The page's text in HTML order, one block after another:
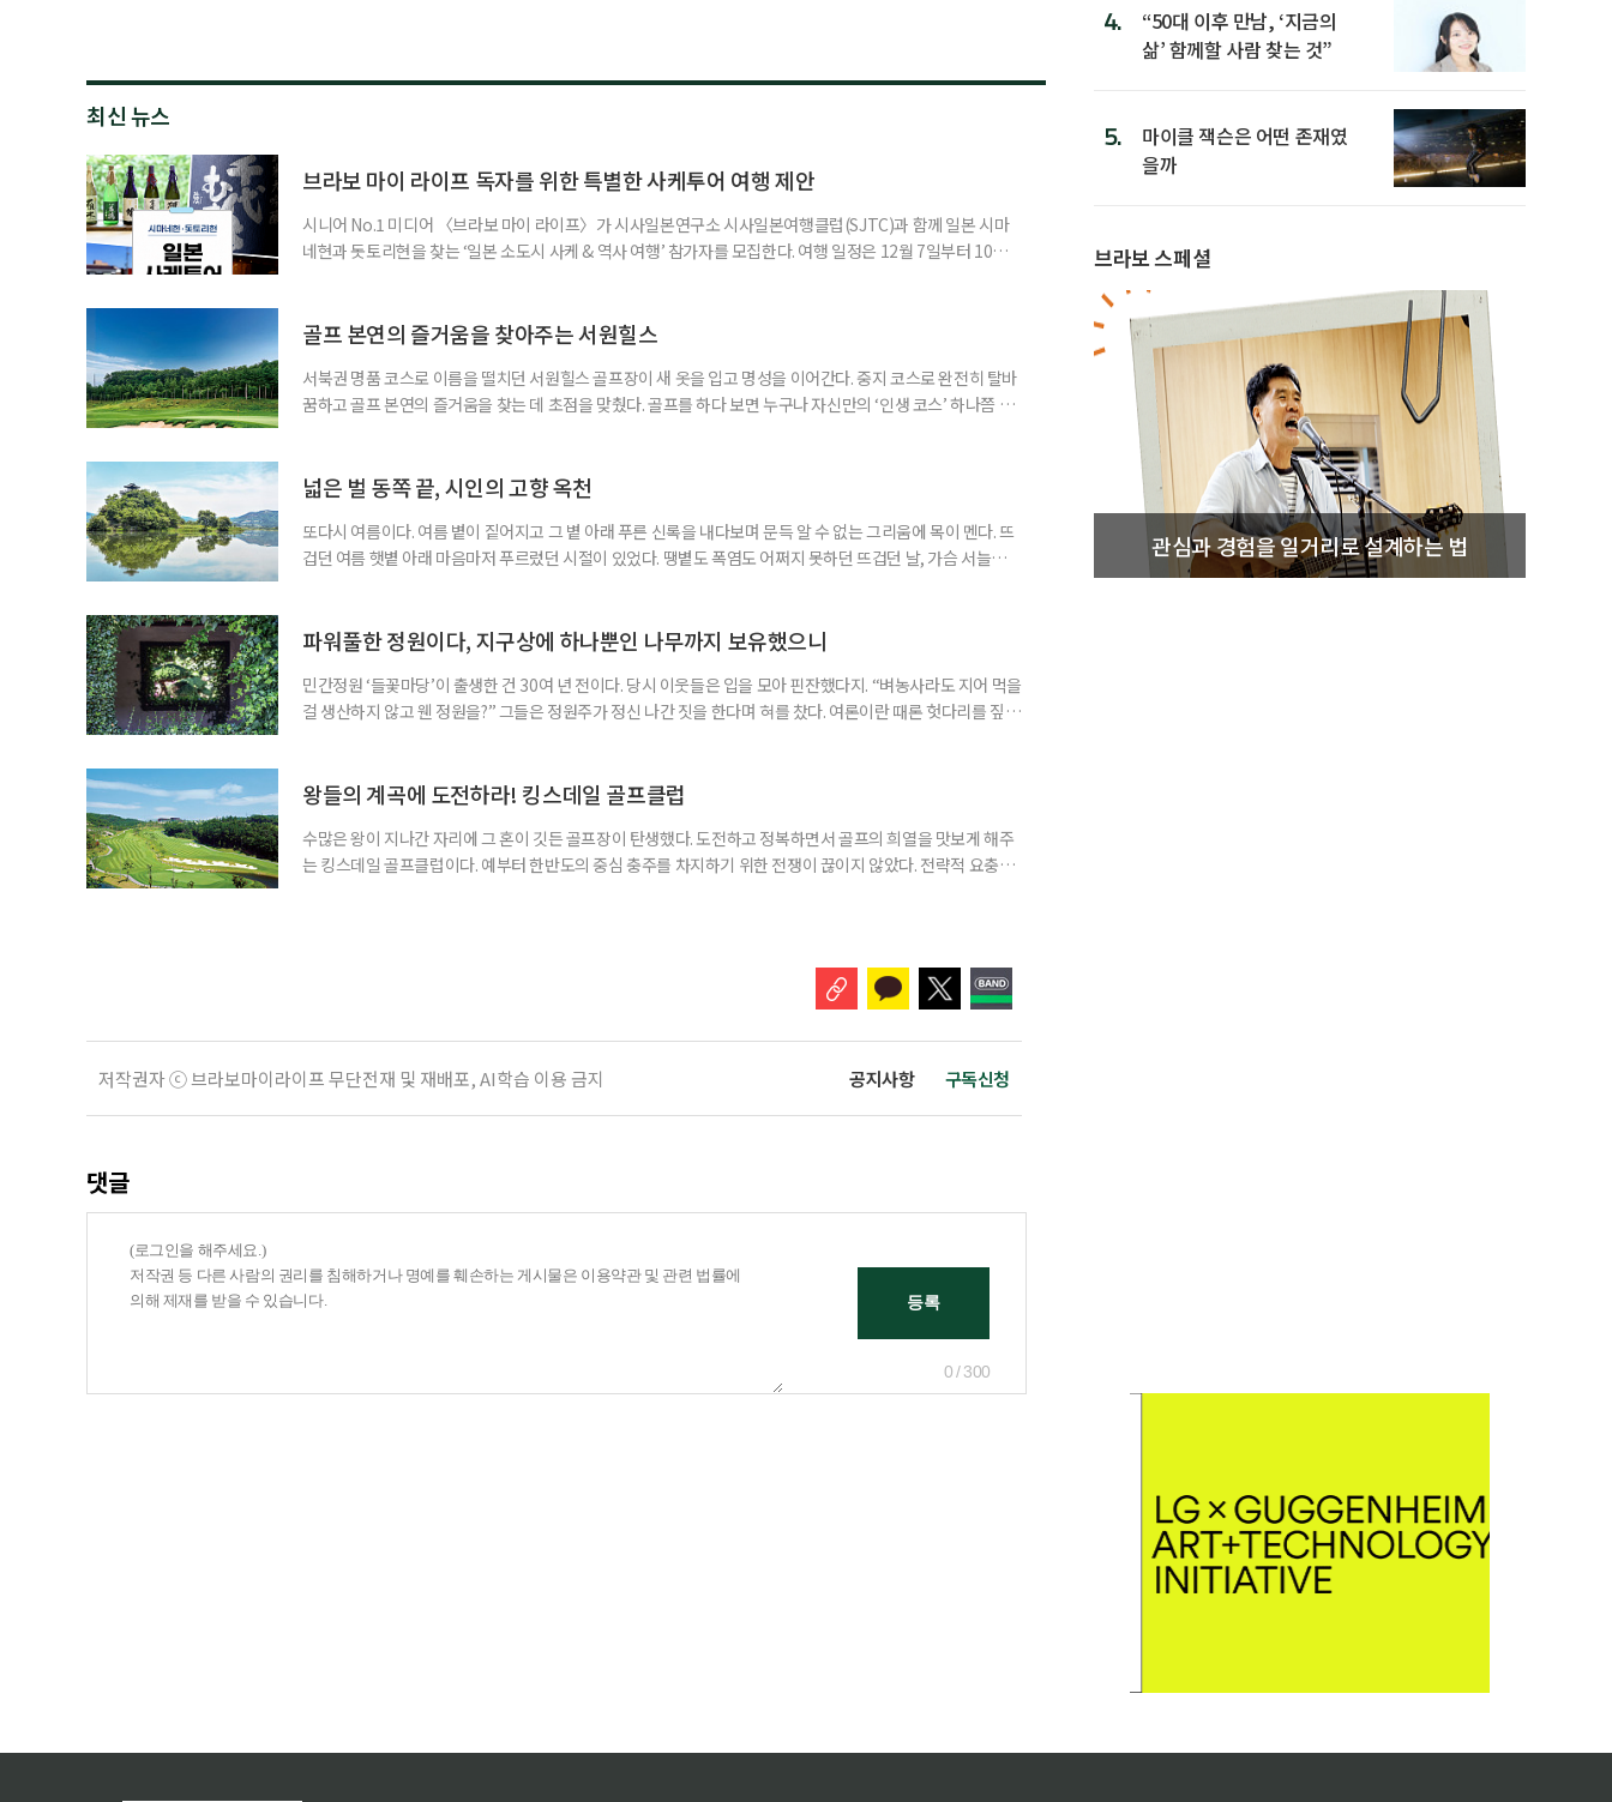
최신 뉴스
브라보 마이 라이프 독자를 위한 특별한 사케투어 여행 제안
시니어 No.1 미디어 〈브라보 마이 라이프〉가 시사일본연구소 시사일본여행클럽(SJTC)과 함께 일본 시마
네현과 돗토리현을 찾는 ‘일본 소도시 사케 & 역사 여행’ 참가자를 모집한다. 여행 일정은 12월 7일부터 10일
그치지 않고 술이 만들어지는 공간과 지역의 역사, 생활문화를 하나의 여정으로 연결했다. 첫날에는 에어서
골프 본연의 즐거움을 찾아주는 서원힐스
서북권 명품 코스로 이름을 떨치던 서원힐스 골프장이 새 옷을 입고 명성을 이어간다. 중지 코스로 완전히 탈바
꿈하고 골프 본연의 즐거움을 찾는 데 초점을 맞췄다. 골프를 하다 보면 누구나 자신만의 ‘인생 코스’ 하나쯤 마
장이다. 경기도 파주에 위치한 서원힐스는 330만 5785㎡(약 100만 평) 규모의 서원밸리 컨트
넓은 벌 동쪽 끝, 시인의 고향 옥천
또다시 여름이다. 여름 볕이 짙어지고 그 볕 아래 푸른 신록을 내다보며 문득 알 수 없는 그리움에 목이 멘다. 뜨
겁던 여름 햇볕 아래 마음마저 푸르렀던 시절이 있었다. 땡볕도 폭염도 어쩌지 못하던 뜨겁던 날, 가슴 서늘하게
그 물결을 거스르며 달리면 양옆으로 펼쳐지는 포플러 가로수가 줄지어 맞는다. 온유하기만 한 향
파워풀한 정원이다, 지구상에 하나뿐인 나무까지 보유했으니
민간정원 ‘들꽃마당’이 출생한 건 30여 년 전이다. 당시 이웃들은 입을 모아 핀잔했다지. “벼농사라도 지어 먹을
걸 생산하지 않고 웬 정원을?” 그들은 정원주가 정신 나간 짓을 한다며 혀를 찼다. 여론이란 때론 헛다리를 짚는
겪는 곳도 있다. ‘들꽃마당’은 잔잔한 수면 위를 미끄러지듯이 나아가는 배처럼 경쾌하게
왕들의 계곡에 도전하라! 킹스데일 골프클럽
수많은 왕이 지나간 자리에 그 혼이 깃든 골프장이 탄생했다. 도전하고 정복하면서 골프의 희열을 맛보게 해주
는 킹스데일 골프클럽이다. 예부터 한반도의 중심 충주를 차지하기 위한 전쟁이 끊이지 않았다. 전략적 요충지
저작권자 ⓒ 브라보마이라이프 무단전재 및 재배포, AI학습 이용 금지 공지사항 구독신청
댓글
0 / 300
4.
“50대 이후 만남, ‘지금의
삶’ 함께할 사람 찾는 것”
5.
마이클 잭슨은 어떤 존재였
을까
브라보 스페셜
관심과 경험을 일거리로 설계하는 법